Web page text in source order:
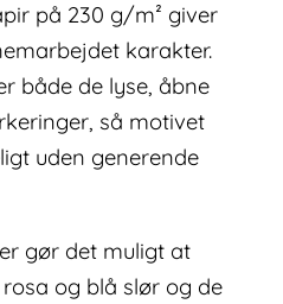
på 230 g/m² giver
karakter.
både de lyse, åbne
så motivet
uden generende
gør det muligt at
og blå slør og de